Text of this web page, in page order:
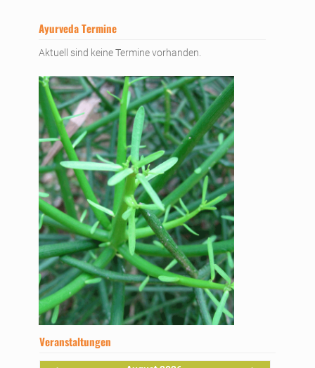
Ayurveda Termine
Aktuell sind keine Termine vorhanden.
Veranstaltungen